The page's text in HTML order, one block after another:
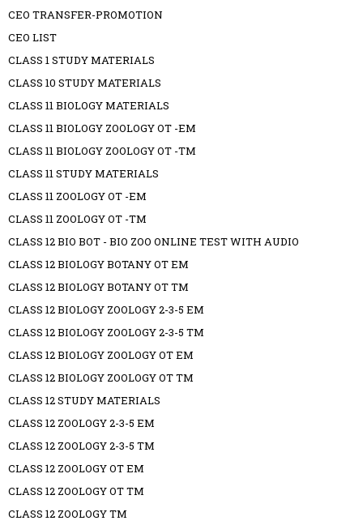
CEO TRANSFER-PROMOTION
CEO LIST
CLASS 1 STUDY MATERIALS
CLASS 10 STUDY MATERIALS
CLASS 11 BIOLOGY MATERIALS
CLASS 11 BIOLOGY ZOOLOGY OT -EM
CLASS 11 BIOLOGY ZOOLOGY OT -TM
CLASS 11 STUDY MATERIALS
CLASS 11 ZOOLOGY OT -EM
CLASS 11 ZOOLOGY OT -TM
CLASS 12 BIO BOT - BIO ZOO ONLINE TEST WITH AUDIO
CLASS 12 BIOLOGY BOTANY OT EM
CLASS 12 BIOLOGY BOTANY OT TM
CLASS 12 BIOLOGY ZOOLOGY 2-3-5 EM
CLASS 12 BIOLOGY ZOOLOGY 2-3-5 TM
CLASS 12 BIOLOGY ZOOLOGY OT EM
CLASS 12 BIOLOGY ZOOLOGY OT TM
CLASS 12 STUDY MATERIALS
CLASS 12 ZOOLOGY 2-3-5 EM
CLASS 12 ZOOLOGY 2-3-5 TM
CLASS 12 ZOOLOGY OT EM
CLASS 12 ZOOLOGY OT TM
CLASS 12 ZOOLOGY TM